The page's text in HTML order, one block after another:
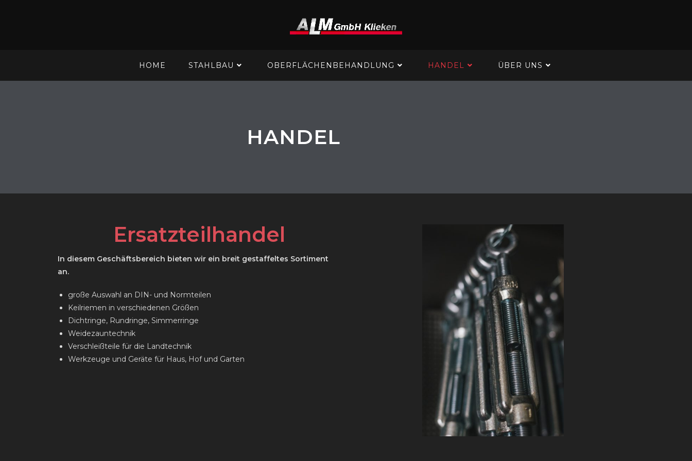
HOME STAHLBAU OBERFLÄCHENBEHANDLUNG HANDEL ÜBER UNS
HANDEL
Ersatzteilhandel
In diesem Geschäftsbereich bieten wir ein breit gestaffeltes Sortiment
an.
große Auswahl an DIN- und Normteilen
Keilriemen in verschiedenen Größen
Dichtringe, Rundringe, Simmerringe
Weidezauntechnik
Verschleißteile für die Landtechnik
Werkzeuge und Geräte für Haus, Hof und Garten